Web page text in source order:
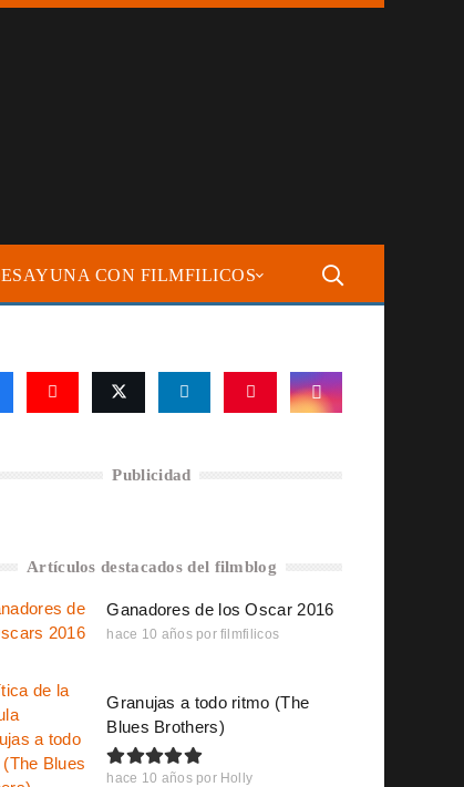
CON FILMFILICOS
Publicidad
Artículos destacados del filmblog
Ganadores de los Oscar 2016
hace 10 años por filmfilicos
Granujas a todo ritmo (The
Blues Brothers)
hace 10 años por Holly